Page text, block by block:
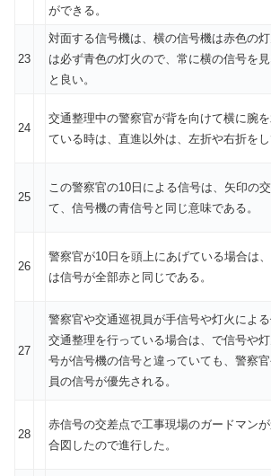
ができる。
23
対面する信号機は、横の信号機は赤色の
は必ず青色の灯火ので、常に横の信号を
と良い。
24
交通整理中の警察官が背を向けて横に腕
ている時は、直進以外は、左折や右折をし
25
この警察官の10日による信号は、矢印の
て、信号機の青信号と同じ意味である。
26
警察官が10日を頭上にあげている場合は
は信号が全部赤と同じである。
27
警察官や交通巡視員が手信号や灯火によ
交通整理を行っている場合は、で信号や
号が信号機の信号と違っていても、警察
員の信号が優先される。
28
赤信号の交差点で工事現場のガードマン
合図したので進行した。